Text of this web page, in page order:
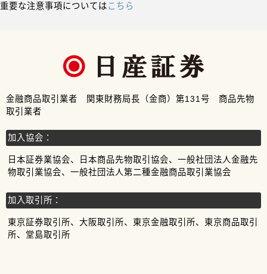
重要な注意事項についてはこちら
金融商品取引業者 関東財務局長（金商）第131号 商品先物
取引業者
加入協会：
日本証券業協会、日本商品先物取引協会、一般社団法人金融先
物取引業協会、一般社団法人第二種金融商品取引業協会
加入取引所：
東京証券取引所、大阪取引所、東京金融取引所、東京商品取引
所、堂島取引所